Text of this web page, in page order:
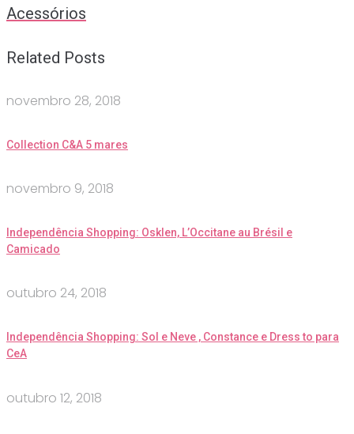
Acessórios
Related Posts
novembro 28, 2018
Collection C&A 5 mares
novembro 9, 2018
Independência Shopping: Osklen, L’Occitane au Brésil e
Camicado
outubro 24, 2018
Independência Shopping: Sol e Neve , Constance e Dress to para
CeA
outubro 12, 2018